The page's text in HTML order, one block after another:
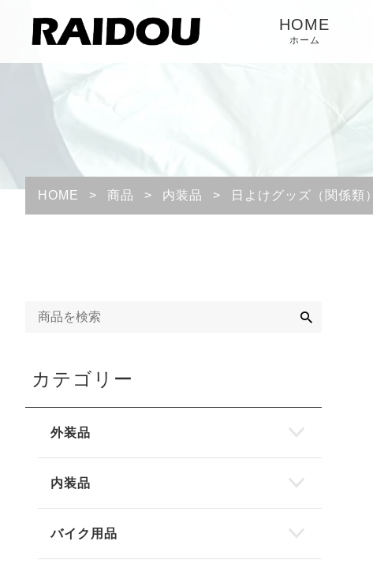
HOME
ホーム
HOME > 商品 > 内装品 > 日よけグッズ（関係類）
カテゴリー
外装品
内装品
バイク用品